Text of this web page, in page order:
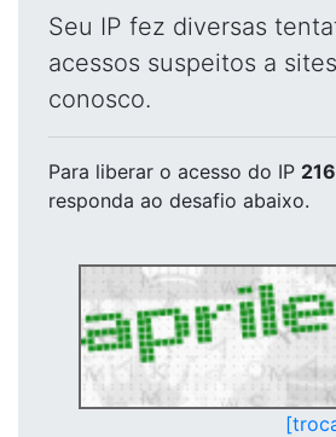
Seu IP fez diversas
acessos suspeitos a
conosco.
Para liberar o acesso do IP
responda ao desafio abaixo.